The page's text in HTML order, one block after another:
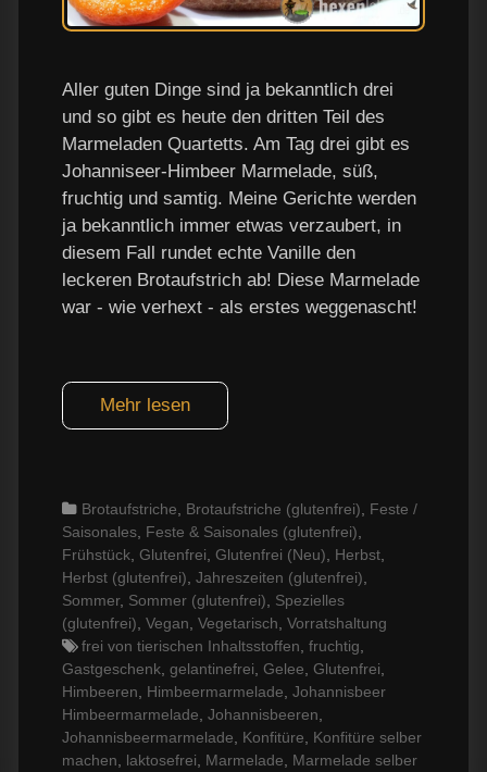
Aller guten Dinge sind ja bekanntlich drei
und so gibt es heute den dritten Teil des
Marmeladen Quartetts. Am Tag drei gibt es
Johanniseer-Himbeer Marmelade, süß,
fruchtig und samtig. Meine Gerichte werden
ja bekanntlich immer etwas verzaubert, in
diesem Fall rundet echte Vanille den
leckeren Brotaufstrich ab! Diese Marmelade
war - wie verhext - als erstes weggenascht!
Mehr lesen
Categories
Brotaufstriche Brotaufstriche (glutenfrei)
Feste /
Saisonales Feste & Saisonales (glutenfrei)
Frühstück Glutenfrei Glutenfrei (Neu) Herbst
Herbst (glutenfrei) Jahreszeiten (glutenfrei)
Sommer, Sommer (glutenfrei)
Spezielles
(glutenfrei) Vegan Vegetarisch Vorratshaltung
Tags
frei von tierischen Inhaltsstoffen fruchtig
Gastgeschenk gelantinefrei Gelee Glutenfrei
Himbeeren
Himbeermarmelade Johannisbeer
Himbeermarmelade Johannisbeeren
Johannisbeermarmelade
Konfitüre
Konfitüre selber
machen
laktosefrei Marmelade
Marmelade selber